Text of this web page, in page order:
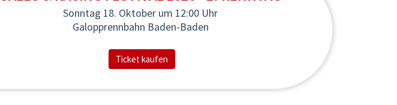
Sonntag 18. Oktober um 12:00 Uhr
Galopprennbahn Baden-Baden
Ticket kaufen